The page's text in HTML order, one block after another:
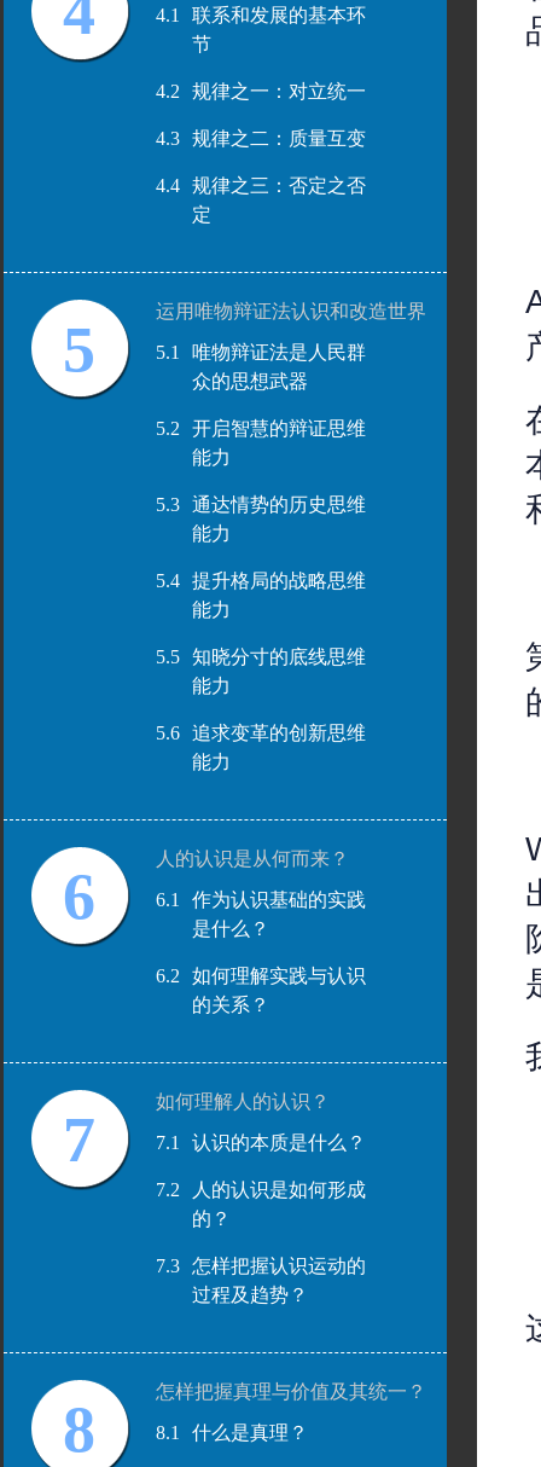
4.1
联系和发展的基本环
节
4.2 规律之一：对立统一
4.3 规律之二：质量互变
4.4
规律之三：否定之否
定
5
运用唯物辩证法认识和改造世界
5.1
唯物辩证法是人民群
众的思想武器
5.2
开启智慧的辩证思维
能力
5.3
通达情势的历史思维
能力
5.4
提升格局的战略思维
能力
5.5
知晓分寸的底线思维
能力
5.6
追求变革的创新思维
能力
6
人的认识是从何而来？
6.1
作为认识基础的实践
是什么？
6.2
如何理解实践与认识
的关系？
7
如何理解人的认识？
7.1
认识的本质是什么？
7.2
人的认识是如何形成
的？
7.3
怎样把握认识运动的
过程及趋势？
8
怎样把握真理与价值及其统一？
8.1
什么是真理？